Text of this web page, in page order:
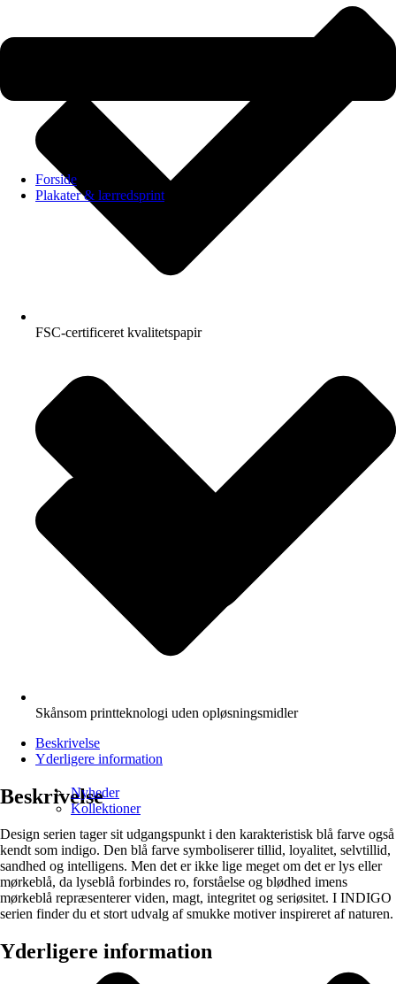
Forside
Plakater & lærredsprint
Nyheder
Kollektioner
FSC-certificeret kvalitetspapir
Skånsom printteknologi uden opløsningsmidler
Beskrivelse
Yderligere information
Beskrivelse
Design serien tager sit udgangspunkt i den karakteristisk blå farve også
kendt som indigo. Den blå farve symboliserer tillid, loyalitet, selvtillid,
sandhed og intelligens. Men det er ikke lige meget om det er lys eller
mørkeblå, da lyseblå forbindes ro, forståelse og blødhed imens
mørkeblå repræsenterer viden, magt, integritet og seriøsitet. I INDIGO
serien finder du et stort udvalg af smukke motiver inspireret af naturen.
Yderligere information